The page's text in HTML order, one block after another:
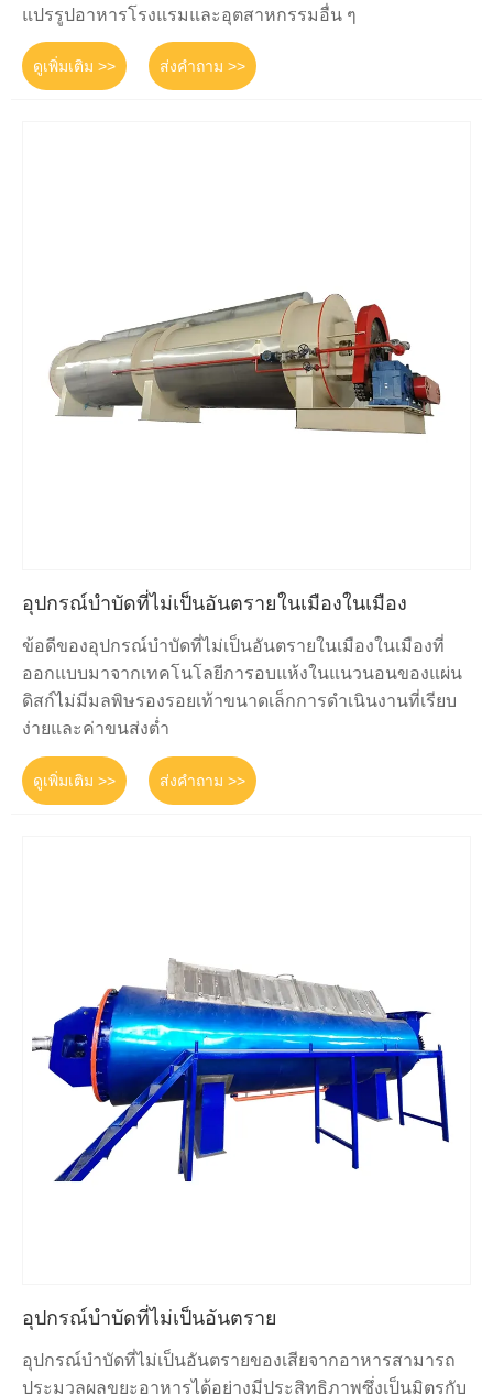
แปรรูปอาหารโรงแรมและอุตสาหกรรมอื่น ๆ
ดูเพิ่มเติม >> ส่งคำถาม >>
อุปกรณ์บำบัดที่ไม่เป็นอันตรายในเมืองในเมือง
ข้อดีของอุปกรณ์บำบัดที่ไม่เป็นอันตรายในเมืองในเมืองที่
ออกแบบมาจากเทคโนโลยีการอบแห้งในแนวนอนของแผ่น
ดิสก์ไม่มีมลพิษรองรอยเท้าขนาดเล็กการดำเนินงานที่เรียบ
ง่ายและค่าขนส่งต่ำ
ดูเพิ่มเติม >> ส่งคำถาม >>
อุปกรณ์บำบัดที่ไม่เป็นอันตราย
อุปกรณ์บำบัดที่ไม่เป็นอันตรายของเสียจากอาหารสามารถ
ประมวลผลขยะอาหารได้อย่างมีประสิทธิภาพซึ่งเป็นมิตรกับ